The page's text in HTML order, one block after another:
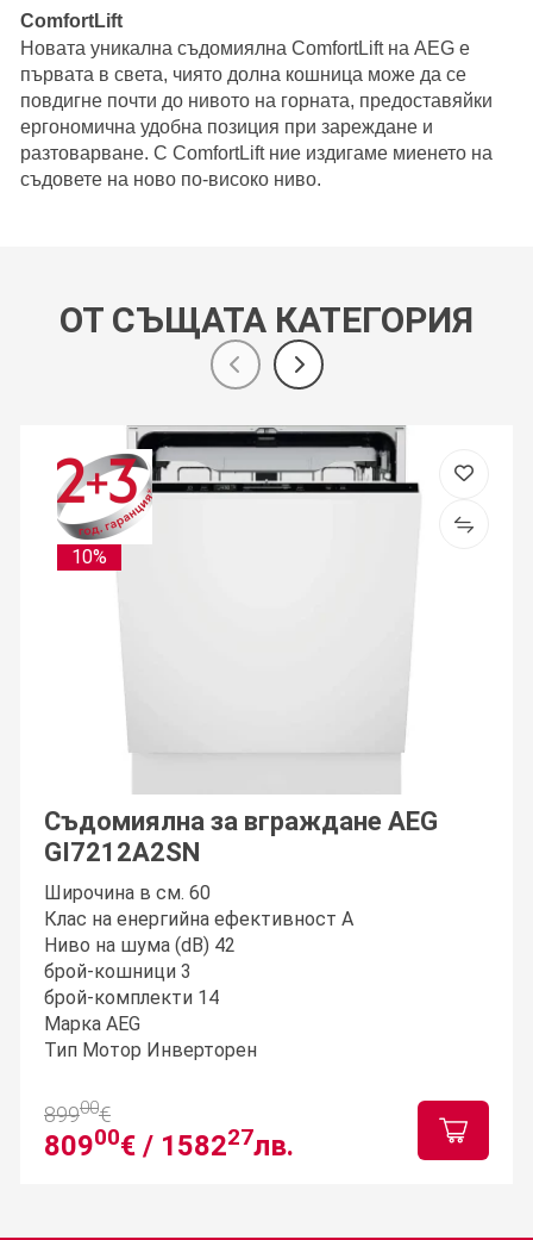
ComfortLift
Новата уникална съдомиялна ComfortLift на AEG е
първата в света, чиято долна кошница може да се
повдигне почти до нивото на горната, предоставяйки
ергономична удобна позиция при зареждане и
разтоварване. С ComfortLift ние издигаме миенето на
съдовете на ново по-високо ниво.
ОТ СЪЩАТА КАТЕГОРИЯ
10%
Съдомиялна за вграждане AEG
GI7212A2SN
Широчина в см. 60
Клас на енергийна ефективност A
Ниво на шумa (dB) 42
брой-кошници 3
брой-комплекти 14
Марка AEG
Тип Мотор Инверторен
80900€ / 158227лв.
89900€